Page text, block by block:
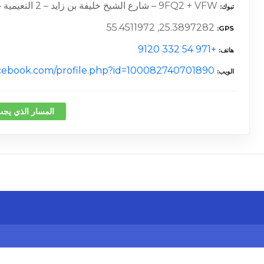
تبوك 9FQ2 + VFW – شارع الشيخ خليفة بن زايد – 2 النعيمية – عجمان – الإمارات العربية المتحدة
GPS
25.3897282, 55.4511972
هاتف +971 54 332 9120
الويب profile.php?id=100082740701890
المسار الذي